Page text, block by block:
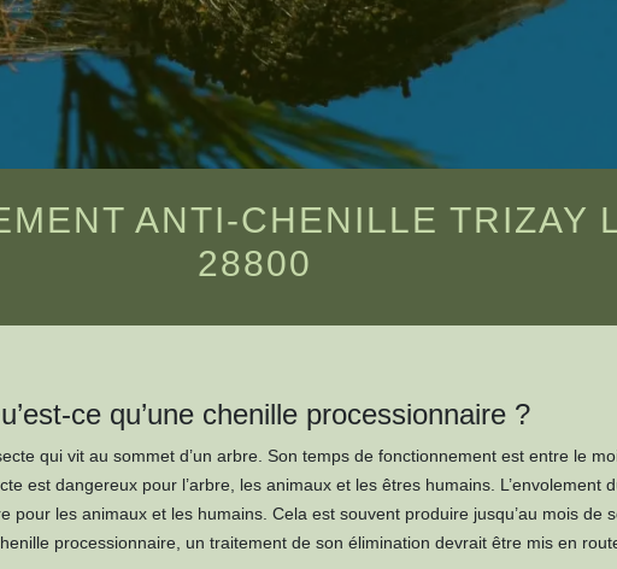
ANTI-CHENILLE TRIZAY
28800
ce qu’une chenille processionnaire ?
qui vit au sommet d’un arbre. Son temps de fonctionnement est entre le
est dangereux pour l’arbre, les animaux et les êtres humains. L’envolement
pour les animaux et les humains. Cela est souvent produire jusqu’au mois de
processionnaire, un traitement de son élimination devrait être mis en